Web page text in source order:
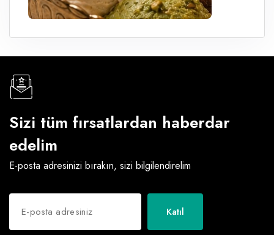
Sizi tüm fırsatlardan haberdar
edelim
E-posta adresinizi bırakın, sizi bilgilendirelim
Katıl